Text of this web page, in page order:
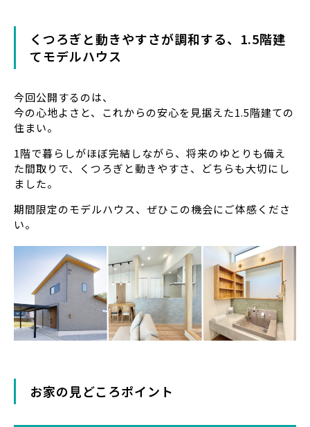
くつろぎと動きやすさが調和する、1.5階建
てモデルハウス
今回公開するのは、
今の心地よさと、これからの安心を見据えた1.5階建ての
住まい。
1階で暮らしがほぼ完結しながら、将来のゆとりも備え
た間取りで、くつろぎと動きやすさ、どちらも大切にし
ました。
期間限定のモデルハウス、ぜひこの機会にご体感くださ
い。
お家の見どころポイント